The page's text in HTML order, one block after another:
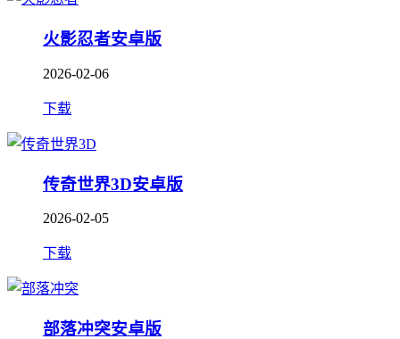
火影忍者安卓版
2026-02-06
下载
传奇世界3D安卓版
2026-02-05
下载
部落冲突安卓版